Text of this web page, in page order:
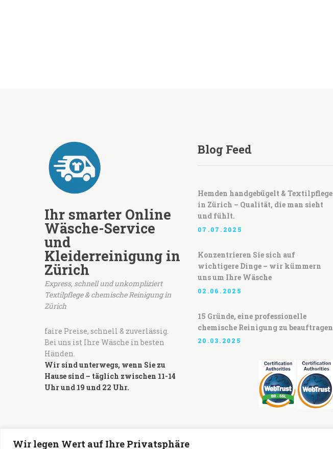
Wir legen Wert auf Ihre Privatsphäre
Ihr smarter Online
Wäsche-Service
und
Kleiderreinigung in
Zürich
Express, schnell und unkompliziert
Textilpflege & chemische Reinigung in
Zürich
faire Preise, schnell & zuverlässig.
Bei uns ist Ihre Wäsche in besten
Händen.
Wir sind unterwegs, wenn Sie zu
Hause sind – täglich zwischen 11-14
Uhr und 19 und 22 Uhr.
Blog Feed
Hemden handgebügelt & Textilpflege
in Zürich – Qualität, die man sieht
und fühlt.
07.07.2025
Konzentrieren Sie sich auf
wichtigere Dinge – wir kümmern
uns um Ihre Wäsche
02.06.2025
15 Gründe, eine professionelle
chemische Reinigung zu beauftragen
20.03.2025